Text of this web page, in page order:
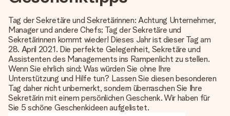
Montag - Freitag : 8:30 - 17:00 Uhr
Tag der Sekretäre und Sekretärinnen: Achtung Unternehmer,
Manager und andere Chefs; Tag der Sekretäre und
Sekretärinnen kommt wieder! Dieses Jahr ist dieser Tag am
28. April 2021. Die perfekte Gelegenheit, Sekretäre und
Assistenten des Managements ins Rampenlicht zu stellen.
Wenn Sie ehrlich sind; Was würden Sie ohne Ihre
Unterstützung und Hilfe tun? Lassen Sie diesen besonderen
Tag daher nicht unbemerkt, sondern überraschen Sie Ihre
Sekretärin mit einem persönlichen Geschenk. Wir haben für
Sie 5 schöne Geschenkideen aufgelistet.